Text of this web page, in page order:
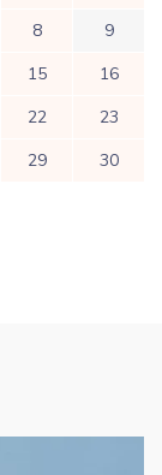
8
9
15
16
22
23
29
30